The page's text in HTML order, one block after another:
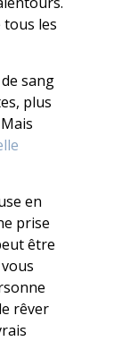
tous les
sang
plus
en
prise
être
rêver